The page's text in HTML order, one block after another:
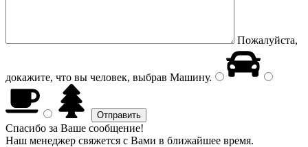
Пожалуйста,
докажите, что вы человек, выбрав Машину.
Спасибо за Ваше сообщение!
Наш менеджер свяжется с Вами в ближайшее время.